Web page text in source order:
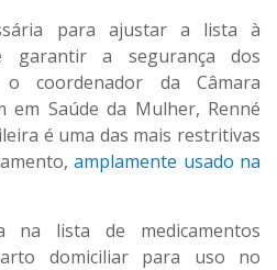
para ajustar a lista à
garantir a segurança dos
o coordenador da Câmara
em Saúde da Mulher, Renné
é uma das mais restritivas
amplamente usado na
na lista de medicamentos
domiciliar para uso no